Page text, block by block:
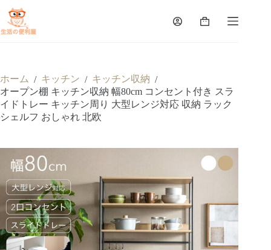
ホーム / キッチン / キッチン収納 /
オープン棚 キッチン収納 幅80cm コンセント付き スラ
イドトレー キッチン周り 大型レンジ対応 収納 ラック
シェルフ おしゃれ 北欧